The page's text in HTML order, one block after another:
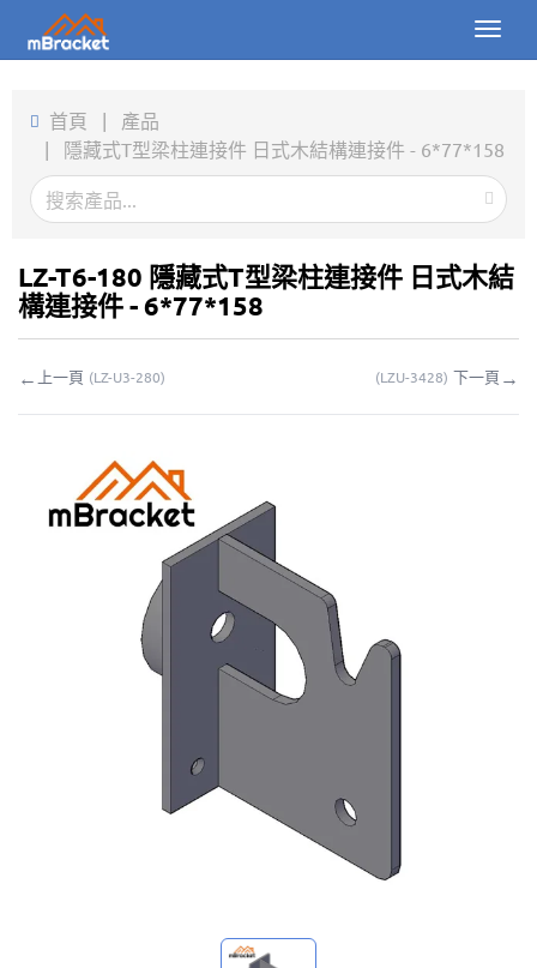
Toggle
產品
新聞
圖片
聯繫我們
線上詢價
▼
首頁 | 產品
| 隱藏式T型梁柱連接件 日式木結構連接件 - 6*77*158
LZ-T6-180 隱藏式T型梁柱連接件 日式木結
構連接件 - 6*77*158
← 上一頁 (LZ-U3-280) (LZU-3428) 下一頁 →